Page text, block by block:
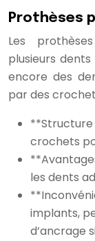
Prothèses
Les
plusieurs
encore des
par des
**Structure
crochets
les dents
implants,
d’ancrage